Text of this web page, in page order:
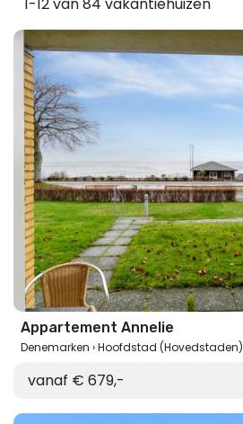
Appartement Annelie
Denemarken Hoofdstad (Hovedstaden)
vanaf € 679,-